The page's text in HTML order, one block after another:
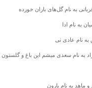
به نام گل‌های باران خورده
به نام ادا
به نام عادی نی
به نام سعدی میشم این باغ و گلستون
ماهد به نام بارون